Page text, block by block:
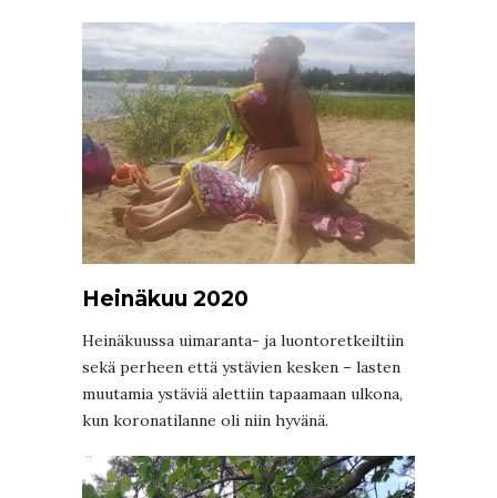
Heinäkuu 2020
Heinäkuussa uimaranta- ja luontoretkeiltiin
sekä perheen että ystävien kesken – lasten
muutamia ystäviä alettiin tapaamaan ulkona,
kun koronatilanne oli niin hyvänä.